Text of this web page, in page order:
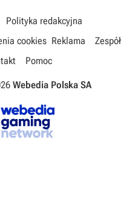
Polityka redakcyjna
cookies Reklama
Zespół
Pomoc
Webedia Polska SA